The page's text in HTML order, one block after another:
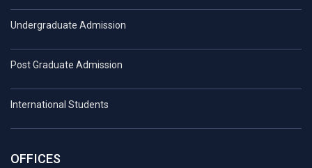
Undergraduate Admission
Post Graduate Admission
International Students
OFFICES